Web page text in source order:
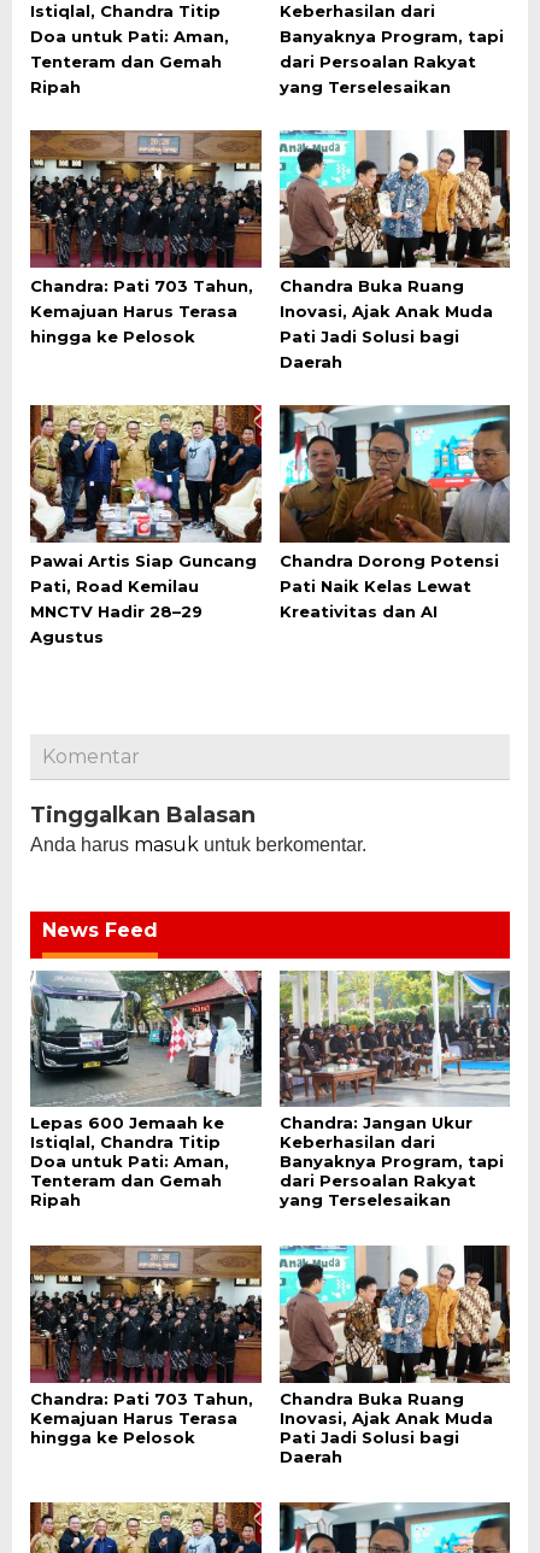
Istiqlal, Chandra Titip
Doa untuk Pati: Aman,
Tenteram dan Gemah
Ripah
Keberhasilan dari
Banyaknya Program, tapi
dari Persoalan Rakyat
yang Terselesaikan
Chandra: Pati 703 Tahun,
Kemajuan Harus Terasa
hingga ke Pelosok
Chandra Buka Ruang
Inovasi, Ajak Anak Muda
Pati Jadi Solusi bagi
Daerah
Pawai Artis Siap Guncang
Pati, Road Kemilau
MNCTV Hadir 28–29
Agustus
Chandra Dorong Potensi
Pati Naik Kelas Lewat
Kreativitas dan AI
Komentar
Tinggalkan Balasan
Anda harus masuk untuk berkomentar.
News Feed
Lepas 600 Jemaah ke
Istiqlal, Chandra Titip
Doa untuk Pati: Aman,
Tenteram dan Gemah
Ripah
Chandra: Jangan Ukur
Keberhasilan dari
Banyaknya Program, tapi
dari Persoalan Rakyat
yang Terselesaikan
Chandra: Pati 703 Tahun,
Kemajuan Harus Terasa
hingga ke Pelosok
Chandra Buka Ruang
Inovasi, Ajak Anak Muda
Pati Jadi Solusi bagi
Daerah